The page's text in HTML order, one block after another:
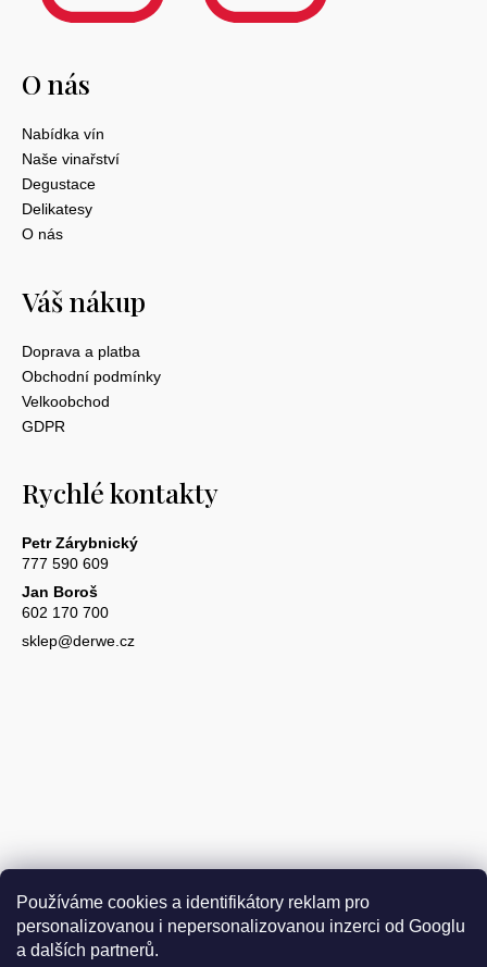
Používáme cookies a identifikátory reklam pro
personalizovanou i nepersonalizovanou inzerci od Googlu
a dalších partnerů.
O nás
Nabídka vín
Naše vinařství
Degustace
Delikatesy
O nás
Váš nákup
Doprava a platba
Obchodní podmínky
Velkoobchod
GDPR
Rychlé kontakty
Petr Zárybnický
777 590 609
Jan Boroš
602 170 700
sklep@derwe.cz